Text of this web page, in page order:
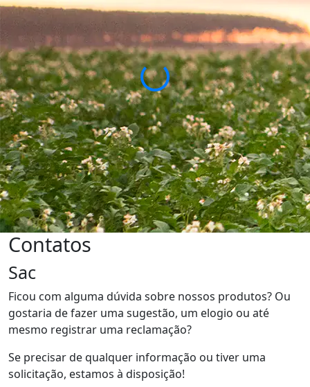
Contatos
Sac
Ficou com alguma dúvida sobre nossos produtos? Ou
gostaria de fazer uma sugestão, um elogio ou até
mesmo registrar uma reclamação?
Se precisar de qualquer informação ou tiver uma
solicitação, estamos à disposição!